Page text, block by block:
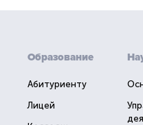
Образование
Абитуриенту
Лицей